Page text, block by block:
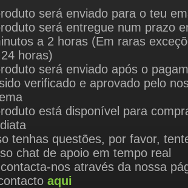
horas)
será enviado após o
verificado e aprovado pelo
está disponível para compra
tenhas questões, por favor,
chat de apoio em tempo real
nos através da nossa
aqui
TAMBÉM GOSTES DESTES!